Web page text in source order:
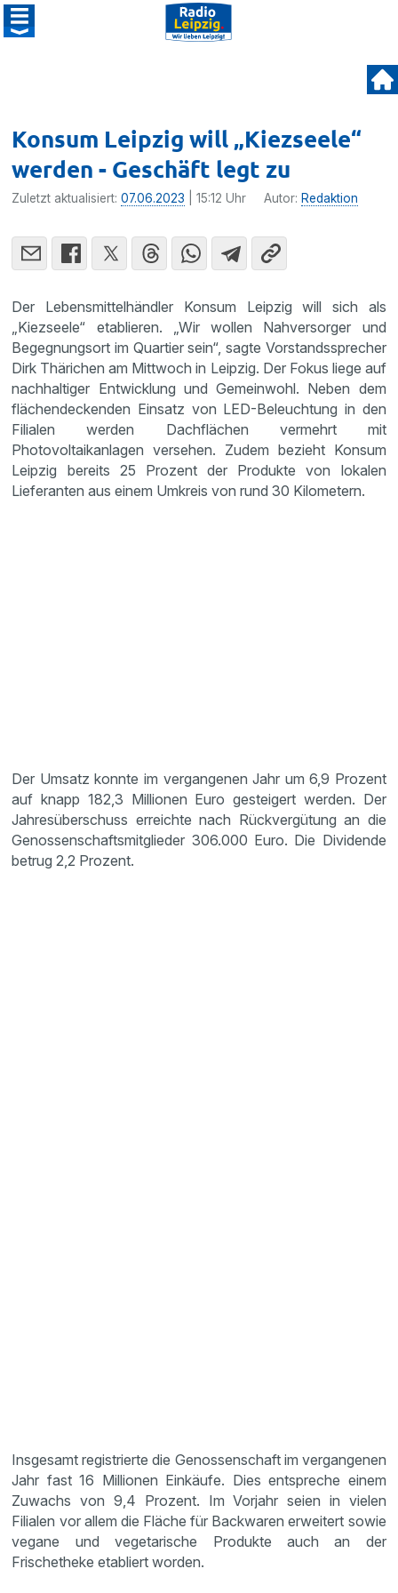
Konsum Leipzig will „Kiezseele“
werden - Geschäft legt zu
Zuletzt aktualisiert:07.06.2023 | 15:12 Uhr Autor: Redaktion
Der Lebensmittelhändler Konsum Leipzig will sich als
„Kiezseele“ etablieren. „Wir wollen Nahversorger und
Begegnungsort im Quartier sein“, sagte Vorstandssprecher
Dirk Thärichen am Mittwoch in Leipzig. Der Fokus liege auf
nachhaltiger Entwicklung und Gemeinwohl. Neben dem
flächendeckenden Einsatz von LED-Beleuchtung in den
Filialen werden Dachflächen vermehrt mit
Photovoltaikanlagen versehen. Zudem bezieht Konsum
Leipzig bereits 25 Prozent der Produkte von lokalen
Lieferanten aus einem Umkreis von rund 30 Kilometern.
Der Umsatz konnte im vergangenen Jahr um 6,9 Prozent
auf knapp 182,3 Millionen Euro gesteigert werden. Der
Jahresüberschuss erreichte nach Rückvergütung an die
Genossenschaftsmitglieder 306.000 Euro. Die Dividende
betrug 2,2 Prozent.
Insgesamt registrierte die Genossenschaft im vergangenen
Jahr fast 16 Millionen Einkäufe. Dies entspreche einem
Zuwachs von 9,4 Prozent. Im Vorjahr seien in vielen
Filialen vor allem die Fläche für Backwaren erweitert sowie
vegane und vegetarische Produkte auch an der
Frischetheke etabliert worden.